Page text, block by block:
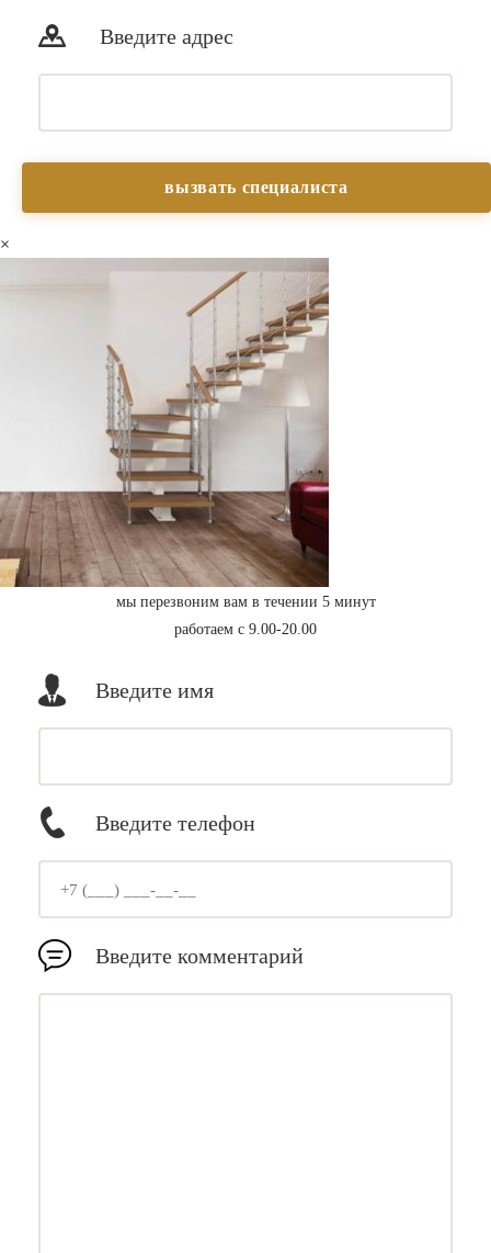
Введите адрес
×
мы перезвоним вам в течении 5 минут
работаем с 9.00-20.00
Введите имя
Введите телефон
Введите комментарий